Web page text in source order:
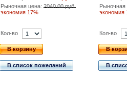
Рыночная цена: 2040.00 руб.
экономия 17%
экономия
Кол-во
В корзину
В список пожеланий
Кол-во
В
В